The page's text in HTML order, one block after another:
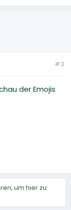
#3
der Emojis
um hier zu